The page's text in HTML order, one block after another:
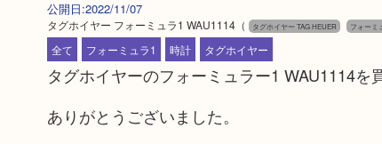
公開日:2022/11/07
タグホイヤー フォーミュラ1 WAU1114（ タグホイヤー TAG HEUER フォーミ
全て
フォーミュラ1 時計 タグホイヤー
タグホイヤーのフォーミュラー1 WAU1114を
ありがとうございました。